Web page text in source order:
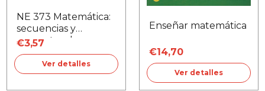
NE 373 Matemática:
secuencias y
proyectos de
aprendizaje
€3,57
Ver detalles
Enseñar matemática
€14,70
Ver detalles